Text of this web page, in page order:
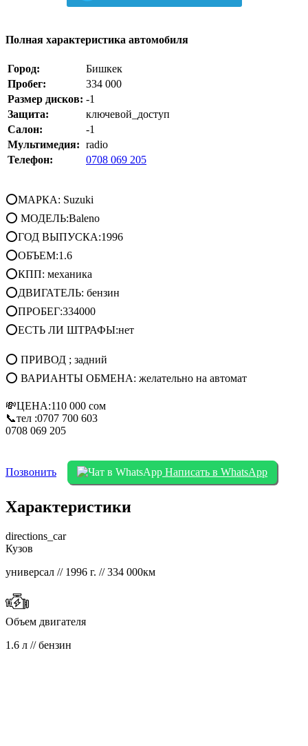
Полная характеристика автомобиля
Город:
Бишкек
Пробег:
334 000
Размер дисков: -1
Защита:
ключевой_доступ
Салон:
-1
Мультимедия: radio
Телефон:
0708 069 205
⭕МАРКА: Suzuki
⭕ МОДЕЛЬ:Baleno
⭕ГОД ВЫПУСКА:1996
⭕ОБЪЕМ:1.6
⭕КПП: механика
⭕ДВИГАТЕЛЬ: бензин
⭕ПРОБЕГ:334000
⭕ЕСТЬ ЛИ ШТРАФЫ:нет
⭕ ПРИВОД ; задний
⭕ ВАРИАНТЫ ОБМЕНА: желательно на автомат
💸ЦЕНА:110 000 сом
📞тел :0707 700 603
0708 069 205
Позвонить Написать в WhatsApp
Характеристики
directions_car
Кузов
универсал // 1996 г. // 334 000км
Объем двигателя
1.6 л // бензин